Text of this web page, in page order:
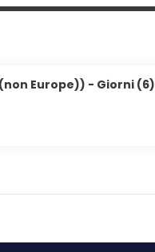
Europe)) - Giorni (6)